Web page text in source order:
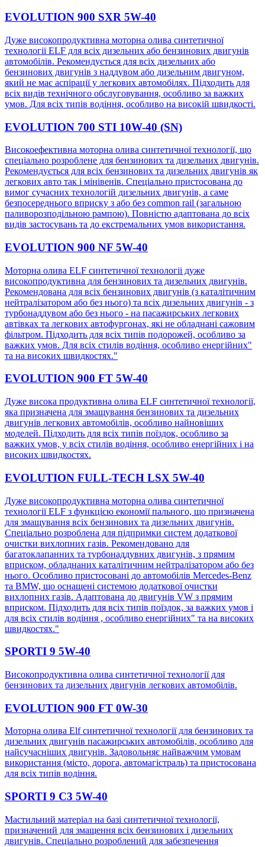
EVOLUTION 900 SXR 5W-40
Дуже високопродуктивна моторна олива синтетичної
технології ELF для всіх дизельних або бензинових двигунів
автомобілів. Рекомендується для всіх дизельних або
бензинових двигунів з наддувом або дизельним двигуном,
який не має аспірації у легкових автомобілях. Підходить для
всіх видів технічного обслуговування, особливо за важких
умов. Для всіх типів водіння, особливо на високій швидкості.
EVOLUTION 700 STI 10W-40 (SN)
Високоефективна моторна олива синтетичної технології, що
спеціально розроблене для бензинових та дизельних двигунів.
Рекомендується для всіх бензинових та дизельних двигунів як
легкових авто так і мінівенів. Спеціально пристосована до
вимог сучасних технологій дизельних двигунів, а саме
безпосереднього вприску з або без common rail (загальною
паливорозподільною рампою). Повністю адаптована до всіх
видів застосувань та до екстремальних умов використання.
EVOLUTION 900 NF 5W-40
Моторна олива ELF синтетичної технологіі дуже
високопродуктивна для бензинових та дизельних двигунів.
Рекомендована для всіх бензинових двигунів (з каталітичним
нейтралізатором або без нього) та всіх дизельних двигунів - з
турбонаддувом або без нього - на пасажирських легкових
автівках та легкових автофургонах, які не обладнані сажовим
фільтром. Підходить для всіх типів подорожей, особливо за
важких умов. Для всіх стилів водіння, особливо енергійних"
та на високих швидкостях."
EVOLUTION 900 FT 5W-40
Дуже висока продуктивна олива ELF синтетичної технології,
яка призначена для змащування бензинових та дизельних
двигунів легкових автомобілів, особливо найновіших
моделей. Підходить для всіх типів поїздок, особливо за
важких умов, у всіх стилів водіння, особливо енергійних і на
високих швидкостях.
EVOLUTION FULL-TECH LSX 5W-40
Дуже високопродуктивна моторна олива синтетичної
технології ELF з функцією економії пального, що призначена
для змащування всіх бензинових та дизельних двигунів.
Спеціально розроблена для підпримки систем додаткової
очистки вихлопних газів. Рекомендовано для
багатоклапанних та турбонаддувних двигунів, з прямим
вприском, обладнаних каталітичним нейтралізатором або без
нього. Особливо пристосовані до автомобілів Mercedes-Benz
та BMW, що оснащені системою додаткової очистки
вихлопних газів. Адаптована до двигунів VW з прямим
вприском. Підходить для всіх типів поїздок, за важких умов і
для всіх стилів водіння , особливо енергійних" та на високих
швидкостях."
SPORTI 9 5W-40
Високопродуктивна олива синтетичної технології для
бензинових та дизельних двигунів легкових автомобілів.
EVOLUTION 900 FT 0W-30
Моторна олива Еlf синтетичної технології для бензинових та
дизельних двигунів пасажирських автомобілів, особливо для
найсучасніших двигунів. Задовольняє найважчим умовам
використання (місто, дорога, автомагістраль) та пристосована
для всіх типів водіння.
SPORTI 9 C3 5W-40
Мастильний матеріал на базі синтетичної технології,
призначений для змащення всіх бензинових і дизельних
двигунів. Спеціально розроблений для забезпечення